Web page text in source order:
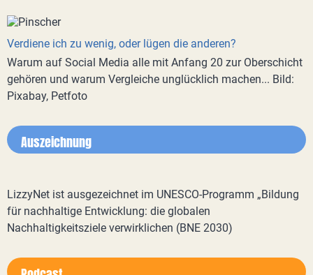
Verdiene ich zu wenig, oder lügen die anderen?
Warum auf Social Media alle mit Anfang 20 zur Oberschicht
gehören und warum Vergleiche unglücklich machen... Bild:
Pixabay, Petfoto
Auszeichnung
LizzyNet ist ausgezeichnet im UNESCO-Programm „Bildung
für nachhaltige Entwicklung: die globalen
Nachhaltigkeitsziele verwirklichen (BNE 2030)